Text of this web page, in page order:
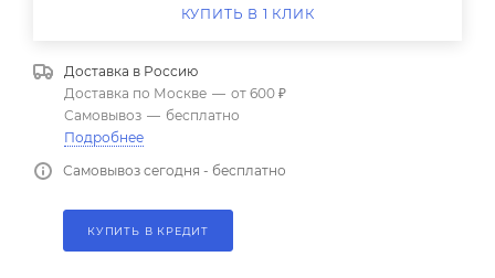
КУПИТЬ В 1 КЛИК
Доставка в Россию
Доставка по Москве — от 600 ₽
Самовывоз — бесплатно
Подробнее
Самовывоз сегодня - бесплатно
КУПИТЬ В КРЕДИТ